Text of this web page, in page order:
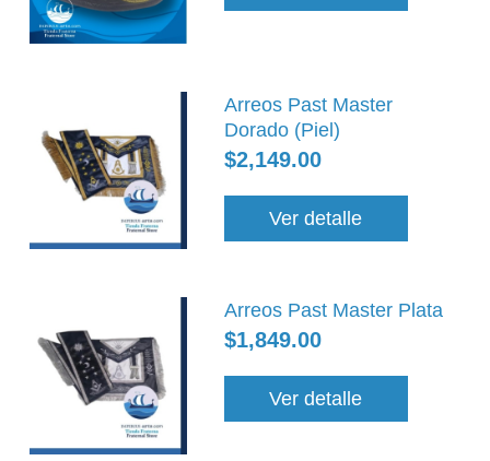
Arreos Past Master
Dorado (Piel)
$2,149.00
Ver detalle
Arreos Past Master Plata
$1,849.00
Ver detalle